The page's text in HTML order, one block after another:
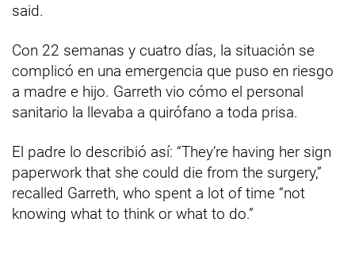
said.
Con 22 semanas y cuatro días, la situación se
complicó en una emergencia que puso en riesgo
a madre e hijo. Garreth vio cómo el personal
sanitario la llevaba a quirófano a toda prisa.
El padre lo describió así: “They’re having her sign
paperwork that she could die from the surgery,”
recalled Garreth, who spent a lot of time “not
knowing what to think or what to do.”